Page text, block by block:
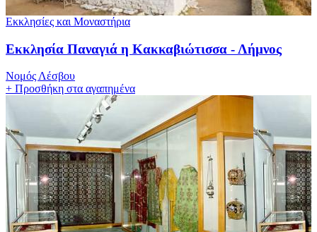
Εκκλησίες και Μοναστήρια
Εκκλησία Παναγιά η Κακκαβιώτισσα - Λήμνος
Νομός Λέσβου
+ Προσθήκη στα αγαπημένα